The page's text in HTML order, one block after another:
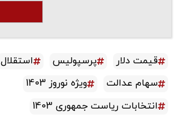
قیمت دلار پرسپولیس استقلال
سهام عدالت
ویژه نوروز 1403
انتخابات ریاست جمهوری 1403